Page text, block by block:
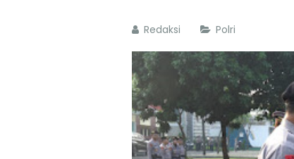
Redaksi Polri